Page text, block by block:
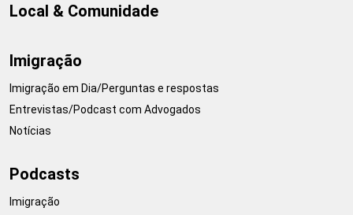
Local & Comunidade
Imigração
Imigração em Dia/Perguntas e respostas
Entrevistas/Podcast com Advogados
Notícias
Podcasts
Imigração